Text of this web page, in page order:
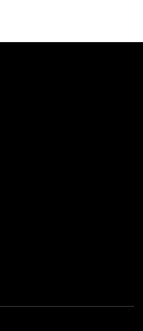
channel/